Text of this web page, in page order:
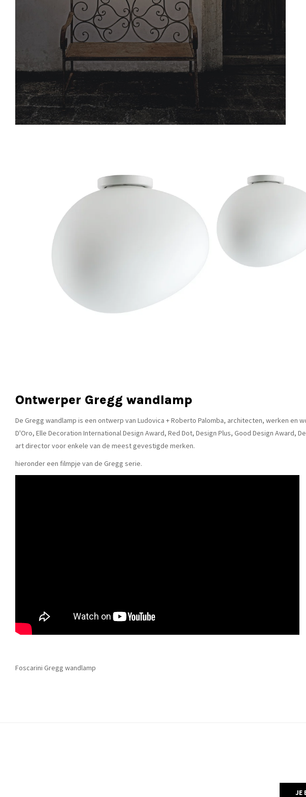
Ontwerper Gregg wandlamp
De Gregg wandlamp is een ontwerp van Ludovica + Roberto Palomba, architecten, werken en
D'Oro, Elle Decoration International Design Award, Red Dot, Design Plus, Good Design
art director voor enkele van de meest gevestigde merken.
hieronder een filmpje van de Gregg serie.
Foscarini Gregg wandlamp
JE